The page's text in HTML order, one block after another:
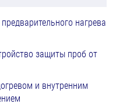
нагрева
защиты проб от
и внутренним